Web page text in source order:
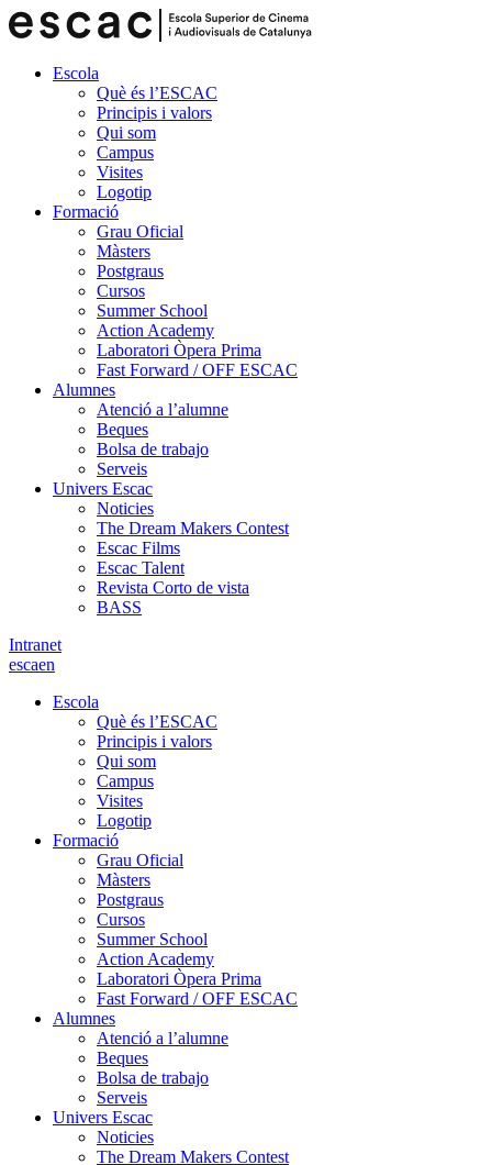
Escola
Què és l’ESCAC
Principis i valors
Qui som
Campus
Visites
Logotip
Formació
Grau Oficial
Màsters
Postgraus
Cursos
Summer School
Action Academy
Laboratori Òpera Prima
Fast Forward / OFF ESCAC
Alumnes
Atenció a l’alumne
Beques
Bolsa de trabajo
Serveis
Univers Escac
Noticies
The Dream Makers Contest
Escac Films
Escac Talent
Revista Corto de vista
BASS
Intranet
escaen
Escola
Què és l’ESCAC
Principis i valors
Qui som
Campus
Visites
Logotip
Formació
Grau Oficial
Màsters
Postgraus
Cursos
Summer School
Action Academy
Laboratori Òpera Prima
Fast Forward / OFF ESCAC
Alumnes
Atenció a l’alumne
Beques
Bolsa de trabajo
Serveis
Univers Escac
Noticies
The Dream Makers Contest